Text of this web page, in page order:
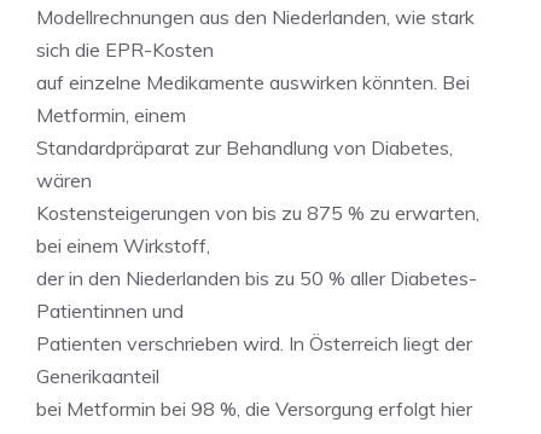
Modellrechnungen aus den Niederlanden, wie stark
sich die EPR-Kosten
auf einzelne Medikamente auswirken könnten. Bei
Metformin, einem
Standardpräparat zur Behandlung von Diabetes,
wären
Kostensteigerungen von bis zu 875 % zu erwarten,
bei einem Wirkstoff,
der in den Niederlanden bis zu 50 % aller Diabetes-
Patientinnen und
Patienten verschrieben wird. In Österreich liegt der
Generikaanteil
bei Metformin bei 98 %, die Versorgung erfolgt hier